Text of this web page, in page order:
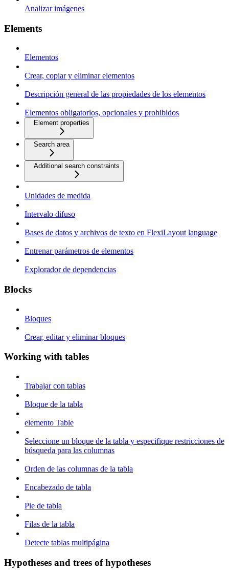
Analizar imágenes
Elements
Elementos
Crear, copiar y eliminar elementos
Descripción general de las propiedades de los elementos
Elementos obligatorios, opcionales y prohibidos
Element properties
Search area
Additional search constraints
Unidades de medida
Intervalo difuso
Bases de datos y archivos de texto en FlexiLayout language
Entrenar parámetros de elementos
Explorador de dependencias
Blocks
Bloques
Crear, editar y eliminar bloques
Working with tables
Trabajar con tablas
Bloque de la tabla
elemento Table
Seleccione un bloque de la tabla y especifique restricciones de
búsqueda para las columnas
Orden de las columnas de la tabla
Encabezado de tabla
Pie de tabla
Filas de la tabla
Detecte tablas multipágina
Hypotheses and trees of hypotheses